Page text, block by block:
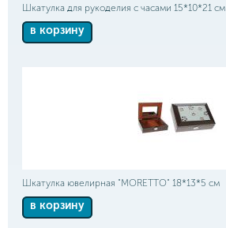
Шкатулка для рукоделия с часами 15*10*21 см
в корзину
Шкатулка ювелирная "MORETTO" 18*13*5 см
в корзину